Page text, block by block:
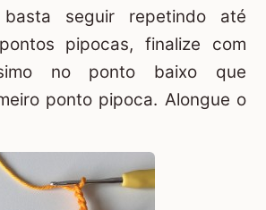
seguir repetindo até
pipocas, finalize com
no ponto baixo que
ponto pipoca. Alongue o